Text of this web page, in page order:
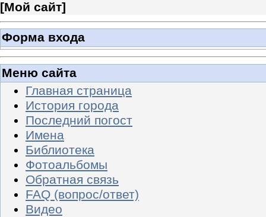
[Мой сайт]
Форма входа
Меню сайта
Главная страница
История города
Последний погост
Имена
Библиотека
Фотоальбомы
Обратная связь
FAQ (вопрос/ответ)
Видео